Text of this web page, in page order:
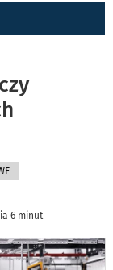
6 minut